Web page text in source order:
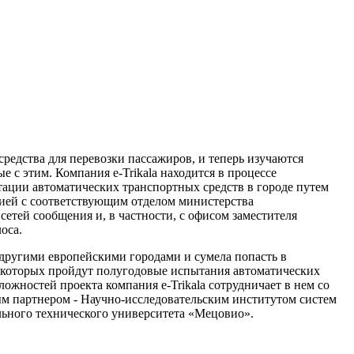
для перевозки пассажиров, и теперь изучаются
с этим. Компания e-Trikala находится в процессе
автоматических транспортных средств в городе путем
с соответствующим отделом министерства
сообщения и, в частности, с офисом заместителя
европейскими городами и сумела попасть в
пройдут полугодовые испытания автоматических
проекта компания e-Trikala сотрудничает в нем со
партнером - Научно-исследовательским институтом систем
технического университета «Мецовио».